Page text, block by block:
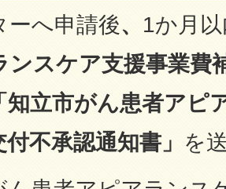
ーへ申請後、 1か月
ンスケア支援事業費
知立市がん患者アピ
不承認通知書」 を